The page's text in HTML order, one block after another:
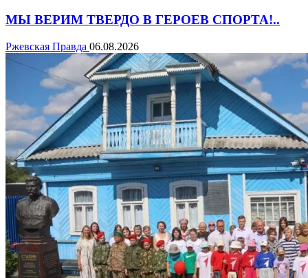
МЫ ВЕРИМ ТВЕРДО В ГЕРОЕВ СПОРТА!..
Ржевская Правда 06.08.2026